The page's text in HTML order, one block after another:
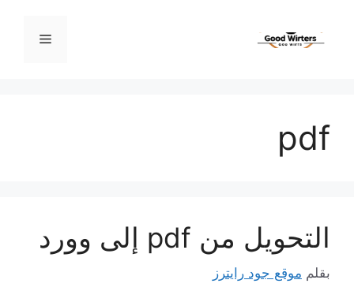
المحتوى
القائمة
pdf
التحويل من pdf إلى وورد
بقلم موقع جود رايترز